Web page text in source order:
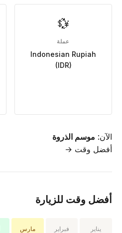
💱
عملة
Indonesian Rupiah
(IDR)
الآن: موسم الذروة
أفضل وقت →
أفضل وقت للزيارة
يناير فبراير مارس